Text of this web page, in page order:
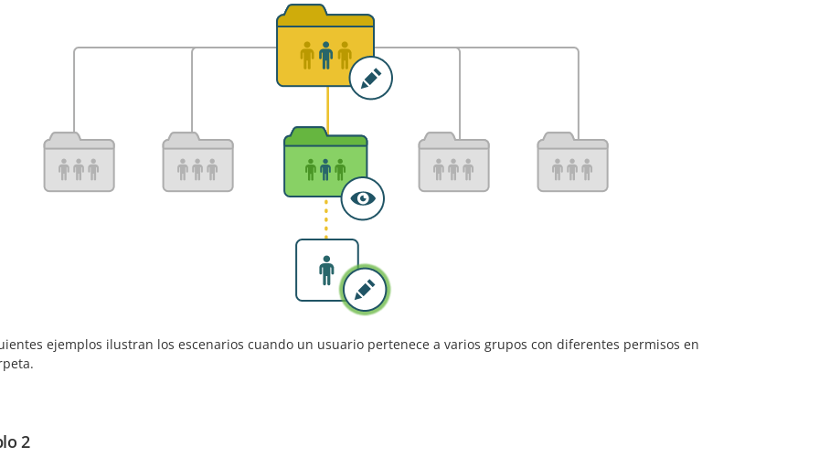
ejemplos ilustran los escenarios cuando un usuario pertenece a varios grupos con diferentes permisos en
2